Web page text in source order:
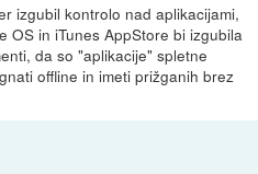
izgubil kontrolo nad aplikacijami,
OS in iTunes AppStore bi izgubila
da so "aplikacije" spletne
offline in imeti prižganih brez